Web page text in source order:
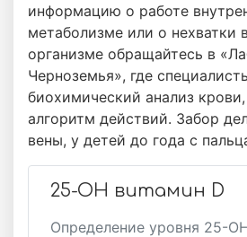
информацию о работе
метаболизме или о нехватки
организме обращайтесь в
Черноземья», где
биохимический анализ
алгоритм действий. Забор
вены, у детей до года с
25-OH витамин D
Определение уровня 25-